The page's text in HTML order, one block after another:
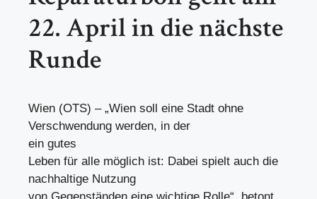
22. April in die nächste
Runde
Wien (OTS) – „Wien soll eine Stadt ohne
Verschwendung werden, in der
ein gutes
Leben für alle möglich ist: Dabei spielt auch die
nachhaltige Nutzung